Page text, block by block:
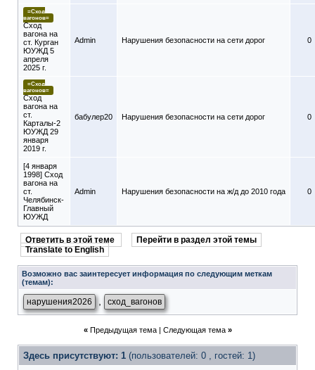
=Сход
вагонов=
Сход
вагона на
ст. Курган
ЮУЖД 5
апреля
2025 г.
Admin Нарушения безопасности на сети дорог 0
=Сход
вагонов=
Сход
вагона на
ст.
Карталы-2
ЮУЖД 29
января
2019 г.
бабулер20 Нарушения безопасности на сети дорог 0
[4 января
1998] Сход
вагона на
ст.
Челябинск-
Главный
ЮУЖД
Admin Нарушения безопасности на ж/д до 2010 года 0
Ответить в этой теме
Перейти в раздел этой темы
Translate to English
Возможно вас заинтересует информация по следующим меткам
(темам):
нарушения2026 сход_вагонов
« Предыдущая тема| Следующая тема »
Здесь присутствуют: 1 (пользователей: 0 , гостей: 1)